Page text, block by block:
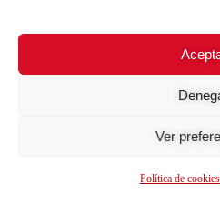
Ver
Política de cookies